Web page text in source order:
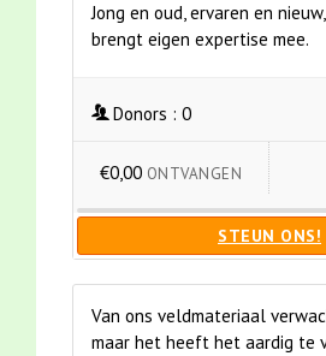
Jong en oud, ervaren en
brengt eigen expertise mee.
Donors : 0
€0,00 ONTVANGEN
STEUN ONS!
Van ons veldmateriaal
maar het heeft het aardig te